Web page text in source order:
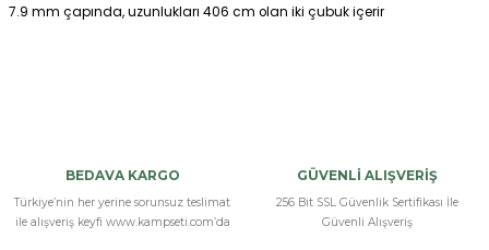
7.9 mm çapında, uzunlukları 406 cm olan iki çubuk içerir
BEDAVA KARGO
Türkiye’nin her yerine sorunsuz teslimat
ile alışveriş keyfi www.kampseti.com’da
GÜVENLİ ALIŞVERİŞ
256 Bit SSL Güvenlik Sertifikası İle
Güvenli Alışveriş